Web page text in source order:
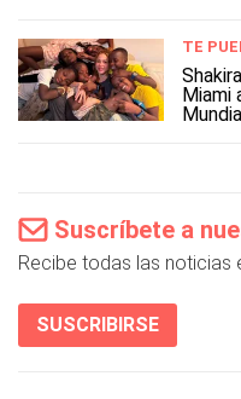
TE
Miami
Suscríbete a
Recibe todas las noticias
SUSCRIBIRSE